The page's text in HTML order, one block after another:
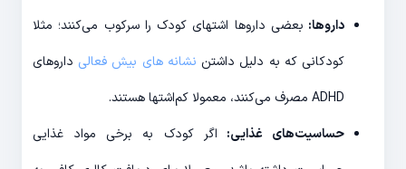
داروها: بعضی داروها اشتهای کودک را سرکوب می‌کنند؛ مثلا
کودکانی که به دلیل داشتن نشانه های بیش‌ فعالی داروهای
ADHD مصرف می‌کنند، معمولا کم‌اشتها هستند.
حساسیت‌های غذایی: اگر کودک به برخی مواد غذایی